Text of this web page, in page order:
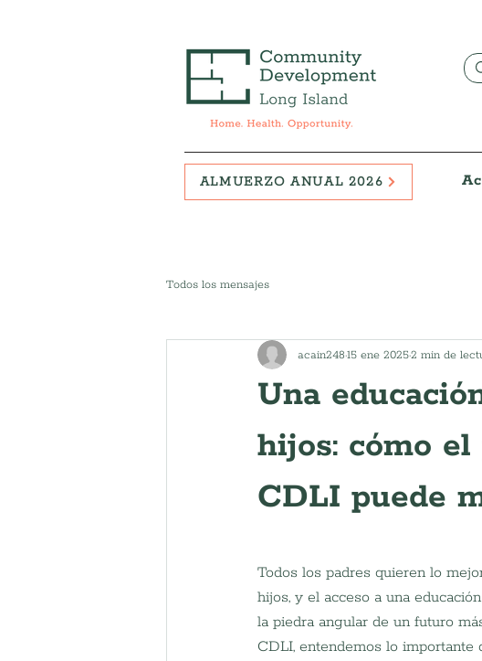
ALMUERZO ANUAL 2026
Todos los mensajes
Una
hijos: cómo
CDLI puede
acain248 15 ene 20252 min de
Todos los padres quieren lo
hijos, y el acceso a una
la piedra angular de un futuro
CDLI, entendemos lo importante